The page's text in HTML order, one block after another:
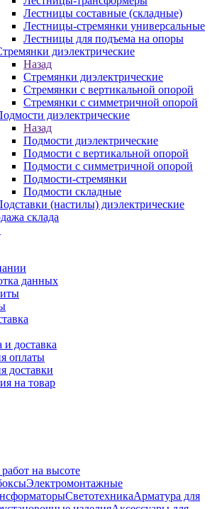
Лестницы составные (складные)
Лестницы-стремянки универсальные
Лестницы для подъема на опоры
диэлектрические
Назад
Стремянки диэлектрические
Стремянки с вертикальной опорой
Стремянки с симметричной опорой
диэлектрические
Назад
Подмости диэлектрические
Подмости с вертикальной опорой
Подмости с симметричной опорой
Подмости-стремянки
Подмости складные
(настилы) диэлектрические
склада
данных
и доставка
оплаты
доставки
на товар
на высоте
Электромонтажные
СветотехникаАрматура для